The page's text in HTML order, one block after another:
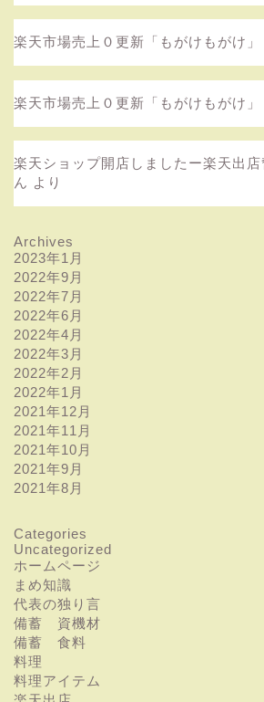
楽天市場売上０更新「もがけもがけ」
楽天市場売上０更新「もがけもがけ」
楽天ショップ開店しましたー楽天出店
ん より
Archives
2023年1月
2022年9月
2022年7月
2022年6月
2022年4月
2022年3月
2022年2月
2022年1月
2021年12月
2021年11月
2021年10月
2021年9月
2021年8月
Categories
Uncategorized
ホームページ
まめ知識
代表の独り言
備蓄 資機材
備蓄 食料
料理
料理アイテム